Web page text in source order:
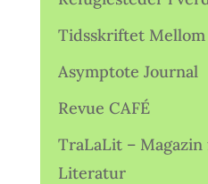
Tidsskriftet Mellom
Asymptote Journal
Revue CAFÉ
TraLaLit –
Literatur